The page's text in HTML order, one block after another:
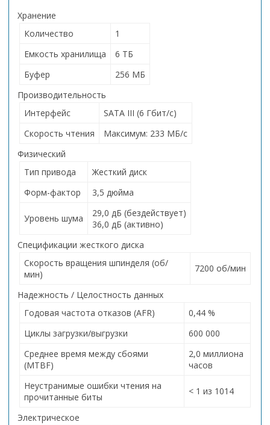
Хранение
Количество
1
Емкость хранилища
6 ТБ
Буфер
256 МБ
Производительность
Интерфейс
SATA III (6 Гбит/с)
Скорость чтения
Максимум: 233 МБ/с
Физический
Тип привода
Жесткий диск
Форм-фактор
3,5 дюйма
Уровень шума
29,0 дБ (бездействует)
36,0 дБ (активно)
Спецификации жесткого диска
Скорость вращения шпинделя (об/
мин)
7200 об/мин
Надежность / Целостность данных
Годовая частота отказов (AFR)
0,44 %
Циклы загрузки/выгрузки
600 000
Среднее время между сбоями
(MTBF)
2,0 миллиона
часов
Неустранимые ошибки чтения на
прочитанные биты
< 1 из 1014
Электрическое